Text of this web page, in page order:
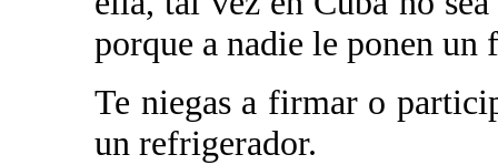
porque a nadie le ponen un
Te niegas a firmar o
un refrigerador.